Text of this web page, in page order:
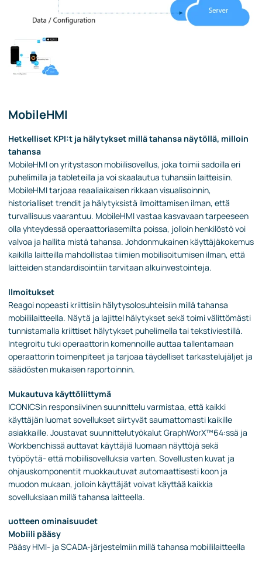
MobileHMI
Hetkelliset KPI:t ja hälytykset millä tahansa näytöllä, milloin
tahansa
MobileHMI on yritystason mobiilisovellus, joka toimii sadoilla eri
puhelimilla ja tableteilla ja voi skaalautua tuhansiin laitteisiin.
MobileHMI tarjoaa reaaliaikaisen rikkaan visualisoinnin,
historialliset trendit ja hälytyksistä ilmoittamisen ilman, että
turvallisuus vaarantuu. MobileHMI vastaa kasvavaan tarpeeseen
olla yhteydessä operaattoriasemilta poissa, jolloin henkilöstö voi
valvoa ja hallita mistä tahansa. Johdonmukainen käyttäjäkokemus
kaikilla laitteilla mahdollistaa tiimien mobilisoitumisen ilman, että
laitteiden standardisointiin tarvitaan alkuinvestointeja.
Ilmoitukset
Reagoi nopeasti kriittisiin hälytysolosuhteisiin millä tahansa
mobiililaitteella. Näytä ja lajittel hälytykset sekä toimi välittömästi
tunnistamalla kriittiset hälytykset puhelimella tai tekstiviestillä.
Integroitu tuki operaattorin komennoille auttaa tallentamaan
operaattorin toimenpiteet ja tarjoaa täydelliset tarkastelujäljet ja
säädösten mukaisen raportoinnin.
Mukautuva käyttöliittymä
ICONICSin responsiivinen suunnittelu varmistaa, että kaikki
käyttäjän luomat sovellukset siirtyvät saumattomasti kaikille
asiakkaille. Joustavat suunnittelutyökalut GraphWorX™64:ssä ja
Workbenchissä auttavat käyttäjiä luomaan näyttöjä sekä
työpöytä- että mobiilisovelluksia varten. Sovellusten kuvat ja
ohjauskomponentit muokkautuvat automaattisesti koon ja
muodon mukaan, jolloin käyttäjät voivat käyttää kaikkia
sovelluksiaan millä tahansa laitteella.
uotteen ominaisuudet
Mobiili pääsy
Pääsy HMI- ja SCADA-järjestelmiin millä tahansa mobiililaitteella